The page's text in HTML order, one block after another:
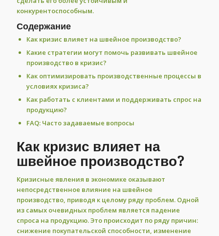
конкурентоспособным.
Содержание
Как кризис влияет на швейное производство?
Какие стратегии могут помочь развивать швейное
производство в кризис?
Как оптимизировать производственные процессы в
условиях кризиса?
Как работать с клиентами и поддерживать спрос на
продукцию?
FAQ: Часто задаваемые вопросы
Как кризис влияет на
швейное производство?
Кризисные явления в экономике оказывают
непосредственное влияние на швейное
производство, приводя к целому ряду проблем. Одной
из самых очевидных проблем является падение
спроса на продукцию. Это происходит по ряду причин:
снижение покупательской способности, изменение